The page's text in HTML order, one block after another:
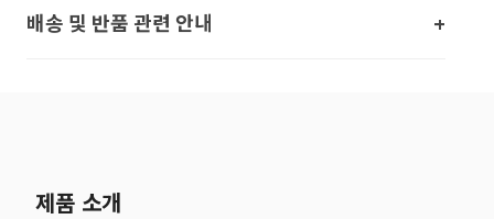
배송 및 반품 관련 안내
제품 소개